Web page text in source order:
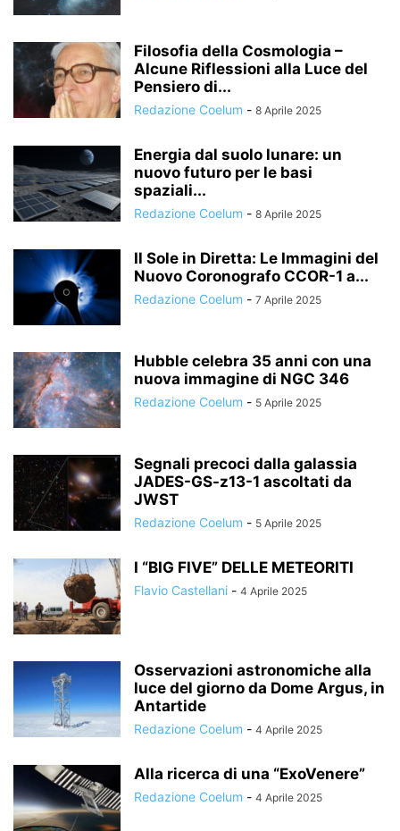
Filosofia della Cosmologia –
Alcune Riflessioni alla Luce del
Pensiero di...
Redazione Coelum - 8 Aprile 2025
Energia dal suolo lunare: un
nuovo futuro per le basi
spaziali...
Redazione Coelum - 8 Aprile 2025
Il Sole in Diretta: Le Immagini del
Nuovo Coronografo CCOR-1 a...
Redazione Coelum - 7 Aprile 2025
Hubble celebra 35 anni con una
nuova immagine di NGC 346
Redazione Coelum - 5 Aprile 2025
Segnali precoci dalla galassia
JADES-GS-z13-1 ascoltati da
JWST
Redazione Coelum - 5 Aprile 2025
I “BIG FIVE” DELLE METEORITI
Flavio Castellani - 4 Aprile 2025
Osservazioni astronomiche alla
luce del giorno da Dome Argus, in
Antartide
Redazione Coelum - 4 Aprile 2025
Alla ricerca di una “ExoVenere”
Redazione Coelum - 4 Aprile 2025